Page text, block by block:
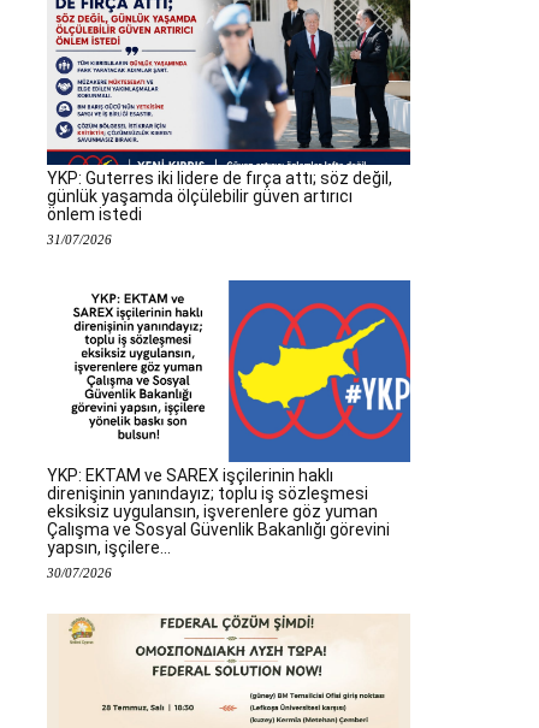
YKP: Guterres iki lidere de fırça attı; söz değil,
günlük yaşamda ölçülebilir güven artırıcı
önlem istedi
31/07/2026
YKP: EKTAM ve SAREX işçilerinin haklı
direnişinin yanındayız; toplu iş sözleşmesi
eksiksiz uygulansın, işverenlere göz yuman
Çalışma ve Sosyal Güvenlik Bakanlığı görevini
yapsın, işçilere...
30/07/2026